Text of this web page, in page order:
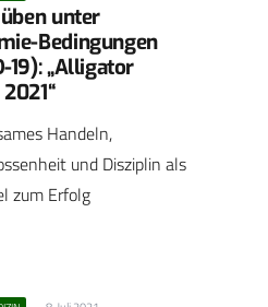
unter
Bedingungen
19): „Alligator
Handeln,
und Disziplin als
zum Erfolg